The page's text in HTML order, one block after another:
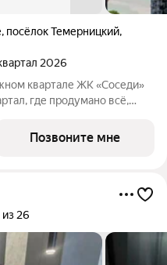
, посёлок Темерницкий,
2026
ЖК «Соседи»
своё место: для работы,
Позвоните мне
из 26